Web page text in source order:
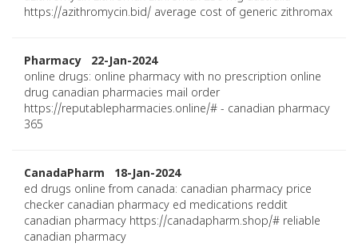
https://azithromycin.bid/ average cost of generic zithromax
Pharmacy 22-Jan-2024
online drugs: online pharmacy with no prescription online
drug canadian pharmacies mail order
https://reputablepharmacies.online/# - canadian pharmacy
365
CanadaPharm 18-Jan-2024
ed drugs online from canada: canadian pharmacy price
checker canadian pharmacy ed medications reddit
canadian pharmacy https://canadapharm.shop/# reliable
canadian pharmacy